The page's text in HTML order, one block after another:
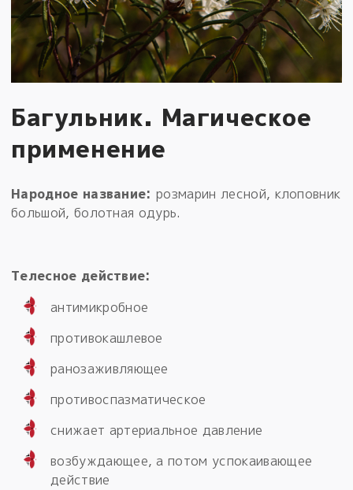
Багульник. Магическое
применение
Народное название: розмарин лесной, клоповник
большой, болотная одурь.
Телесное действие:
антимикробное
противокашлевое
ранозаживляющее
противоспазматическое
снижает артериальное давление
возбуждающее, а потом успокаивающее
действие